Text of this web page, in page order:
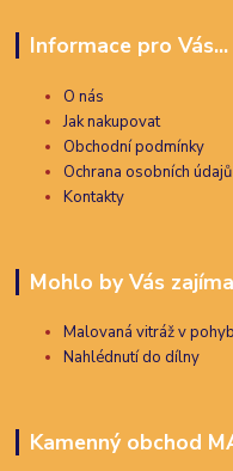
Informace pro Vás...
O nás
Jak nakupovat
Obchodní podmínky
Ochrana osobních údajů
Kontakty
Mohlo by Vás
Malovaná vitráž v
Nahlédnutí do dílny
Kamenný obchod